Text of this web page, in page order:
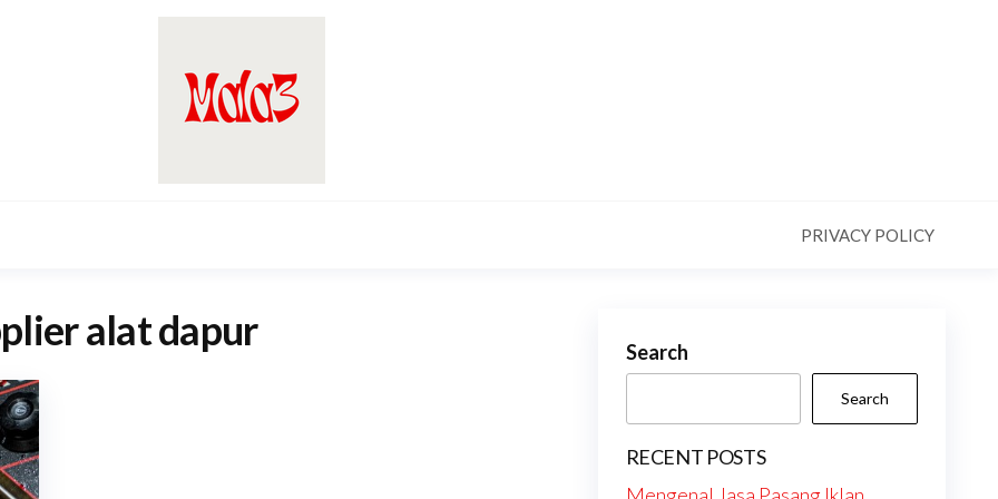
PRIVACY POLICY
alat dapur Search
Search
RECENT POSTS